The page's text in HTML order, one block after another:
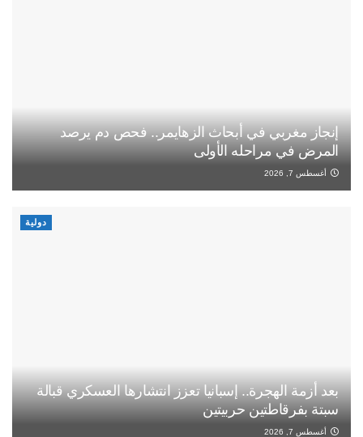
إنجاز مغربي في أبحاث الزهايمر.. فحص دم يرصد
المرض في مراحله الأولى
أغسطس 7, 2026
دولية
بعد أزمة الهجرة.. إسبانيا تعزز انتشارها العسكري قبالة
سبتة بفرقاطتين حربيتين
أغسطس 7, 2026